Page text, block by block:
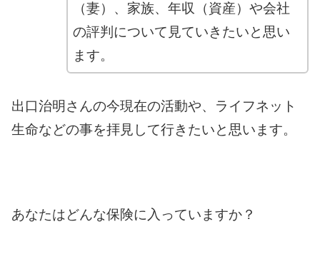
（妻）、家族、年収（資産）や会社
の評判について見ていきたいと思い
ます。
出口治明さんの今現在の活動や、ライフネット
生命などの事を拝見して行きたいと思います。
あなたはどんな保険に入っていますか？